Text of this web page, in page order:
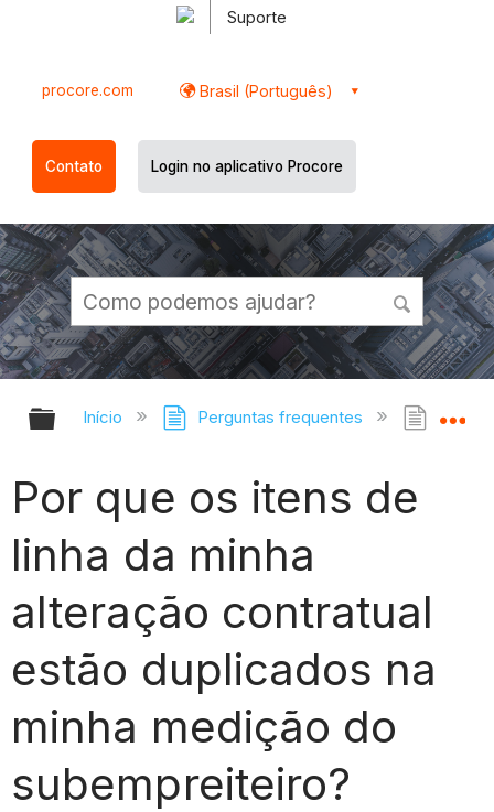
Suporte
procore.com Brasil (Português)
Contato Login no aplicativo Procore
Expandir/recolher hierarquia
Início Perguntas frequentes Por
Por que os itens de
linha da minha
alteração contratual
estão duplicados na
minha medição do
subempreiteiro?